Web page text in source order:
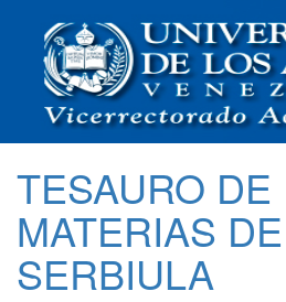
TESAURO DE
MATERIAS DE
SERBIULA